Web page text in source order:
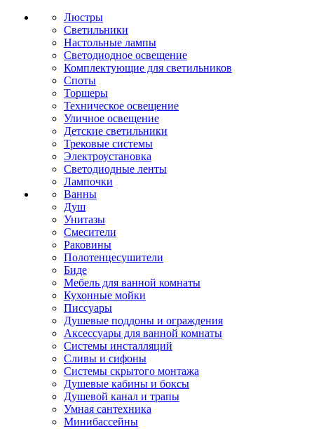
Люстры
Светильники
Настольные лампы
Светодиодное освещение
Комплектующие для светильников
Споты
Торшеры
Техническое освещение
Уличное освещение
Детские светильники
Трековые системы
Электроустановка
Светодиодные ленты
Лампочки
Ванны
Душ
Унитазы
Смесители
Раковины
Полотенцесушители
Биде
Мебель для ванной комнаты
Кухонные мойки
Писсуары
Душевые поддоны и ограждения
Аксессуары для ванной комнаты
Системы инсталляций
Сливы и сифоны
Системы скрытого монтажа
Душевые кабины и боксы
Душевой канал и трапы
Умная сантехника
Минибассейны